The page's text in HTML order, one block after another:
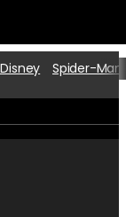
Películas
Spider-